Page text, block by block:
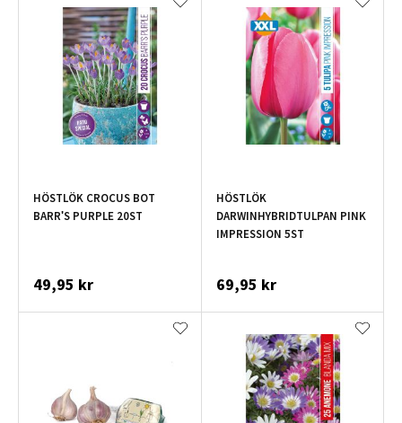
HÖSTLÖK CROCUS BOT
BARR'S PURPLE 20ST
49,95 kr
HÖSTLÖK
DARWINHYBRIDTULPAN PINK
IMPRESSION 5ST
69,95 kr